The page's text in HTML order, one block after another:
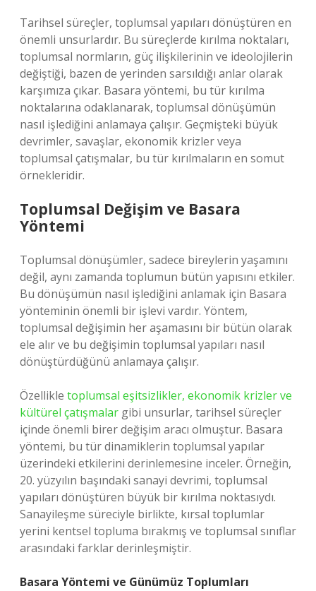
Tarihsel süreçler, toplumsal yapıları dönüştüren en
önemli unsurlardır. Bu süreçlerde kırılma noktaları,
toplumsal normların, güç ilişkilerinin ve ideolojilerin
değiştiği, bazen de yerinden sarsıldığı anlar olarak
karşımıza çıkar. Basara yöntemi, bu tür kırılma
noktalarına odaklanarak, toplumsal dönüşümün
nasıl işlediğini anlamaya çalışır. Geçmişteki büyük
devrimler, savaşlar, ekonomik krizler veya
toplumsal çatışmalar, bu tür kırılmaların en somut
örnekleridir.
Toplumsal Değişim ve Basara
Yöntemi
Toplumsal dönüşümler, sadece bireylerin yaşamını
değil, aynı zamanda toplumun bütün yapısını etkiler.
Bu dönüşümün nasıl işlediğini anlamak için Basara
yönteminin önemli bir işlevi vardır. Yöntem,
toplumsal değişimin her aşamasını bir bütün olarak
ele alır ve bu değişimin toplumsal yapıları nasıl
dönüştürdüğünü anlamaya çalışır.
Özellikle toplumsal eşitsizlikler, ekonomik krizler ve
kültürel çatışmalar gibi unsurlar, tarihsel süreçler
içinde önemli birer değişim aracı olmuştur. Basara
yöntemi, bu tür dinamiklerin toplumsal yapılar
üzerindeki etkilerini derinlemesine inceler. Örneğin,
20. yüzyılın başındaki sanayi devrimi, toplumsal
yapıları dönüştüren büyük bir kırılma noktasıydı.
Sanayileşme süreciyle birlikte, kırsal toplumlar
yerini kentsel topluma bırakmış ve toplumsal sınıflar
arasındaki farklar derinleşmiştir.
Basara Yöntemi ve Günümüz Toplumları